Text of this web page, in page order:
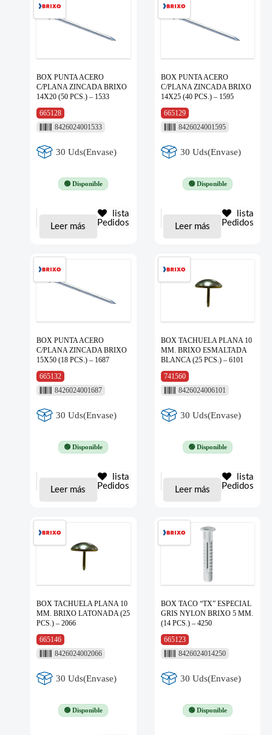
BOX PUNTA ACERO
C/PLANA ZINCADA BRIXO
14X20 (50 PCS.) – 1533
665128
8426024001533
30 Uds(Envase)
🟢 Disponible
Leer más
lista
Pedidos
BOX PUNTA ACERO
C/PLANA ZINCADA BRIXO
14X25 (40 PCS.) – 1595
665129
8426024001595
30 Uds(Envase)
🟢 Disponible
Leer más
lista
Pedidos
BOX PUNTA ACERO
C/PLANA ZINCADA BRIXO
15X50 (18 PCS.) – 1687
665132
8426024001687
30 Uds(Envase)
🟢 Disponible
Leer más
lista
Pedidos
BOX TACHUELA PLANA 10
MM. BRIXO ESMALTADA
BLANCA (25 PCS.) – 6101
741560
8426024006101
30 Uds(Envase)
🟢 Disponible
Leer más
lista
Pedidos
BOX TACHUELA PLANA 10
MM. BRIXO LATONADA (25
PCS.) – 2066
665146
8426024002066
30 Uds(Envase)
🟢 Disponible
BOX TACO “TX” ESPECIAL
GRIS NYLON BRIXO 5 MM.
(14 PCS.) – 4250
665123
8426024014250
30 Uds(Envase)
🟢 Disponible